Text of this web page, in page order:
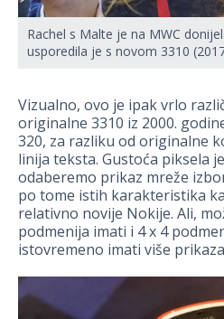
Rachel s Malte je na MWC
usporedila je s novom 3310
Vizualno, ovo je ipak vrlo
originalne 3310 iz 2000.
320, za razliku od originalne
linija teksta. Gustoća piksela
odaberemo prikaz mreže
po tome istih karakteristika
relativno novije Nokije. Ali,
podmenija imati i 4 x 4
istovremeno imati više